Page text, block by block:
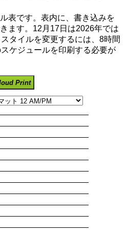
表です。表内に、書き込みを
ます。12月17日は2026年では
タイルを変更するには、8時間
ケジュールを印刷する必要が
Print